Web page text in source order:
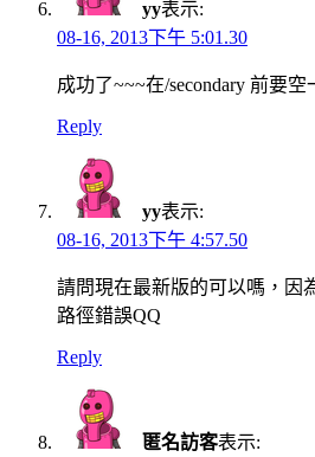
yy表示:
08-16, 2013下午 5:01.30
成功了~~~在/secondary 前要
Reply
yy表示:
08-16, 2013下午 4:57.50
請問現在最新版的可以嗎，因
路徑錯誤QQ
Reply
匿名訪客表示: